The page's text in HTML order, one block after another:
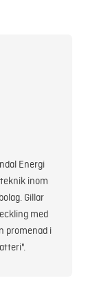
Energi
inom
Gillar
med
promenad i